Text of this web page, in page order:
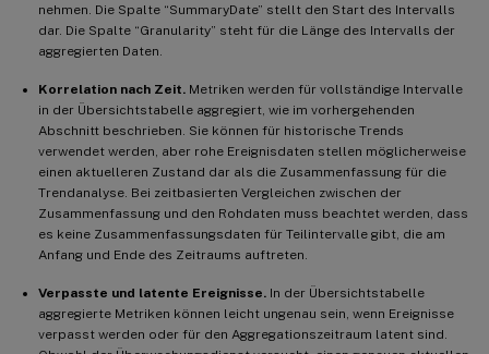
nehmen. Die Spalte “SummaryDate” stellt den Start des Intervalls
dar. Die Spalte “Granularity” steht für die Länge des Intervalls der
aggregierten Daten.
Korrelation nach Zeit. Metriken werden für vollständige Intervalle
in der Übersichtstabelle aggregiert, wie im vorhergehenden
Abschnitt beschrieben. Sie können für historische Trends
verwendet werden, aber rohe Ereignisdaten stellen möglicherweise
einen aktuelleren Zustand dar als die Zusammenfassung für die
Trendanalyse. Bei zeitbasierten Vergleichen zwischen der
Zusammenfassung und den Rohdaten muss beachtet werden, dass
es keine Zusammenfassungsdaten für Teilintervalle gibt, die am
Anfang und Ende des Zeitraums auftreten.
Verpasste und latente Ereignisse. In der Übersichtstabelle
aggregierte Metriken können leicht ungenau sein, wenn Ereignisse
verpasst werden oder für den Aggregationszeitraum latent sind.